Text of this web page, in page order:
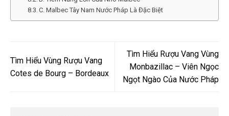
C. Malbec Tây Nam Nước Pháp Là Đặc Biệt
Tìm Hiểu Vùng Rượu Vang
Cotes de Bourg – Bordeaux
Tìm Hiểu Rượu Vang Vùng
Monbazillac – Viên Ngọc
Ngọt Ngào Của Nước Pháp